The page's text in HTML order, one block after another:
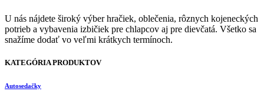
U nás nájdete široký výber hračiek, oblečenia, rôznych kojeneckých
potrieb a vybavenia izbičiek pre chlapcov aj pre dievčatá. Všetko sa
snažíme dodať vo veľmi krátkych termínoch.
KATEGÓRIA PRODUKTOV
Autosedačky